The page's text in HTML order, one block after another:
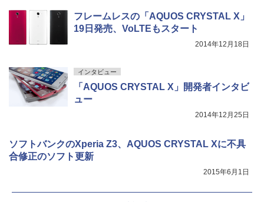
フレームレスの「AQUOS CRYSTAL X」
19日発売、VoLTEもスタート
2014年12月18日
インタビュー
「AQUOS CRYSTAL X」開発者インタビ
ュー
2014年12月25日
ソフトバンクのXperia Z3、AQUOS CRYSTAL Xに不具
合修正のソフト更新
2015年6月1日